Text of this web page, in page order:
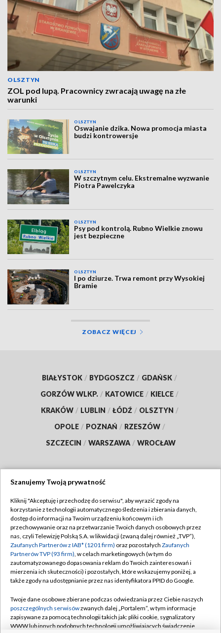
OLSZTYN
ZOL pod lupą. Pracownicy zwracają uwagę na złe
warunki
OLSZTYN
Oswajanie dzika. Nowa promocja miasta
budzi kontrowersje
OLSZTYN
W szczytnym celu. Ekstremalne wyzwanie
Piotra Pawelczyka
OLSZTYN
Psy pod kontrolą. Rubno Wielkie znowu
jest bezpieczne
OLSZTYN
I po dziurze. Trwa remont przy Wysokiej
Bramie
ZOBACZ WIĘCEJ
BIAŁYSTOK / BYDGOSZCZ / GDAŃSK /
GORZÓW WLKP. / KATOWICE / KIELCE /
KRAKÓW / LUBLIN / ŁÓDŹ / OLSZTYN /
OPOLE / POZNAŃ / RZESZÓW /
SZCZECIN / WARSZAWA / WROCŁAW
TVP
Abonament TVP
Emisja w TVP
Centrum informacji TVP
Naziemna Telewizja Cyfrowa
Rada Programowa
System NOS
Regulamin TVP
Polityka prywatności
Moje zgody
Pomoc
Kontakt
Szanujemy Twoją prywatność
Kliknij "Akceptuję i przechodzę do serwisu", aby wyrazić zgody na
korzystanie z technologii automatycznego śledzenia i zbierania danych,
dostęp do informacji na Twoim urządzeniu końcowym i ich
przechowywanie oraz na przetwarzanie Twoich danych osobowych przez
nas, czyli Telewizję Polską S.A. w likwidacji (zwaną dalej również „TVP”),
Zaufanych Partnerów z IAB* (1201 firm) oraz pozostałych Zaufanych
Partnerów TVP (93 firm), w celach marketingowych (w tym do
zautomatyzowanego dopasowania reklam do Twoich zainteresowań i
mierzenia ich skuteczności) i pozostałych, które wskazujemy poniżej, a
także zgody na udostępnianie przez nas identyfikatora PPID do Google.
Twoje dane osobowe zbierane podczas odwiedzania przez Ciebie naszych
poszczególnych serwisówzwanych dalej „Portalem”, w tym informacje
zapisywane za pomocą technologii takich jak: pliki cookie, sygnalizatory
WWW lub innych podobnych technologii umożliwiających świadczenie